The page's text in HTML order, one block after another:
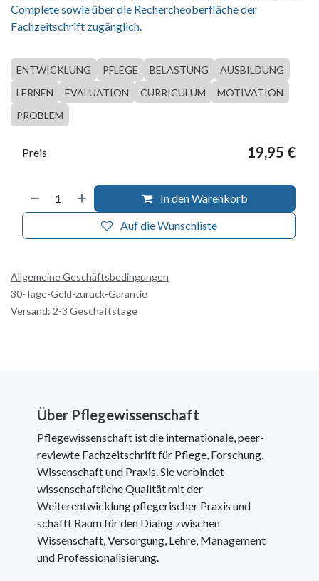
Complete sowie über die Rechercheoberfläche der
Fachzeitschrift zugänglich.
ENTWICKLUNG PFLEGE BELASTUNG
AUSBILDUNG
LERNEN
EVALUATION CURRICULUM
MOTIVATION
PROBLEM
In den Warenkorb
Auf die Wunschliste
Preis 19,95 €
Allgemeine Geschäftsbedingungen
30-Tage-Geld-zurück-Garantie
Versand: 2-3 Geschäftstage
Über Pflegewissenschaft
Pflegewissenschaft ist die internationale, peer-
reviewte Fachzeitschrift für Pflege, Forschung,
Wissenschaft und Praxis. Sie verbindet
wissenschaftliche Qualität mit der
Weiterentwicklung pflegerischer Praxis und
schafft Raum für den Dialog zwischen
Wissenschaft, Versorgung, Lehre, Management
und Professionalisierung.